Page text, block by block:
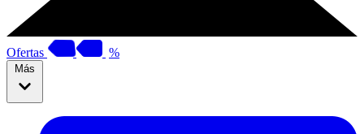
Ofertas %
Más